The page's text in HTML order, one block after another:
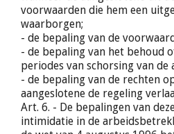
voorwaarden die hem een
waarborgen;
- de bepaling van de
- de bepaling van het behoud
periodes van schorsing van de
- de bepaling van de rechten
aangeslotene de regeling
Art. 6. - De bepalingen van
intimidatie in de